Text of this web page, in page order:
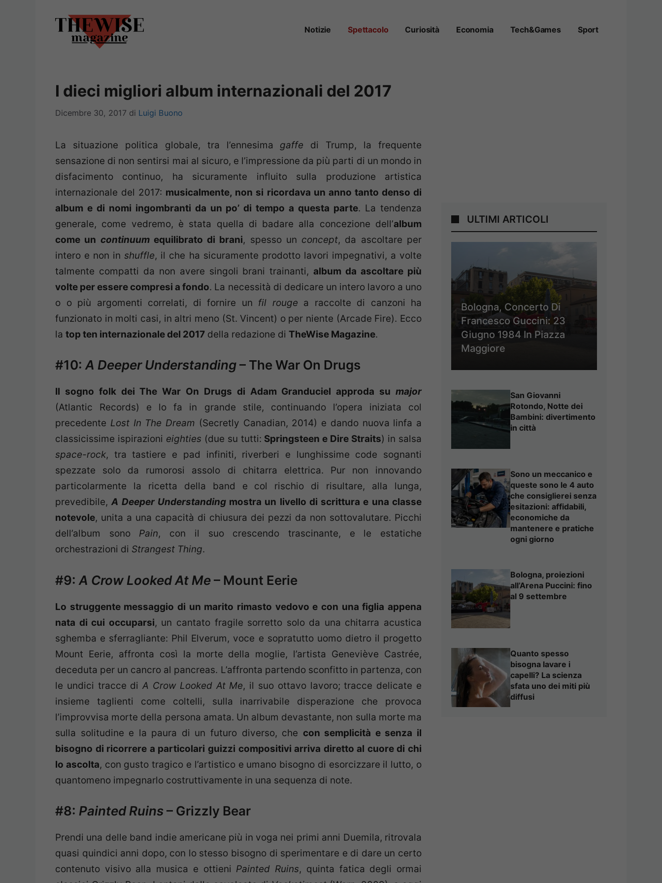
Notizie Spettacolo Curiosità Economia Tech&Games Sport
I dieci migliori album internazionali del 2017
Dicembre 30, 2017 di Luigi Buono
La situazione politica globale, tra l’ennesima gaffe di Trump, la frequente
sensazione di non sentirsi mai al sicuro, e l’impressione da più parti di un mondo in
disfacimento continuo, ha sicuramente influito sulla produzione artistica
internazionale del 2017: musicalmente, non si ricordava un anno tanto denso di
album e di nomi ingombranti da un po’ di tempo a questa parte. La tendenza
generale, come vedremo, è stata quella di badare alla concezione dell’album
come un continuumequilibrato di brani, spesso un concept, da ascoltare per
intero e non in shuffle, il che ha sicuramente prodotto lavori impegnativi, a volte
talmente compatti da non avere singoli brani trainanti,album da ascoltare più
volte per essere compresi a fondo. La necessità di dedicare un intero lavoro a uno
o o più argomenti correlati, di fornire un fil rouge a raccolte di canzoni ha
funzionato in molti casi, in altri meno (St. Vincent) o per niente (Arcade Fire). Ecco
la top ten internazionale del 2017 della redazione di TheWise Magazine.
#10:A Deeper Understanding– The War On Drugs
Il sogno folk dei The War On Drugs di Adam Granduciel approda su major
(Atlantic Records) e lo fa in grande stile, continuando l’opera iniziata col
precedente Lost In The Dream (Secretly Canadian, 2014) e dando nuova linfa a
classicissime ispirazioni eighties (due su tutti: Springsteen e Dire Straits) in salsa
space-rock, tra tastiere e pad infiniti, riverberi e lunghissime code sognanti
spezzate solo da rumorosi assolo di chitarra elettrica. Pur non innovando
particolarmente la ricetta della band e col rischio di risultare, alla lunga,
prevedibile,A Deeper Understandingmostra un livello di scrittura e una classe
notevole, unita a una capacità di chiusura dei pezzi da non sottovalutare. Picchi
dell’album sono Pain, con il suo crescendo trascinante, e le estatiche
orchestrazioni di Strangest Thing.
#9: A Crow Looked At Me– Mount Eerie
Lo struggente messaggio di un marito rimasto vedovo e con una figlia appena
nata di cui occuparsi, un cantato fragile sorretto solo da una chitarra acustica
sghemba e sferragliante: Phil Elverum, voce e sopratutto uomo dietro il progetto
Mount Eerie, affronta così la morte della moglie, l’artista Geneviève Castrée,
deceduta per un cancro al pancreas. L’affronta partendo sconfitto in partenza, con
le undici tracce diA Crow Looked At Me, il suo ottavo lavoro; tracce delicate e
insieme taglienti come coltelli, sulla inarrivabile disperazione che provoca
l’improvvisa morte della persona amata. Un album devastante, non sulla morte ma
sulla solitudine e la paura di un futuro diverso, che con semplicità e senza il
bisogno di ricorrere a particolari guizzi compositivi arriva diretto al cuore di chi
lo ascolta, con gusto tragico e l’artistico e umano bisogno di esorcizzare il lutto, o
quantomeno impegnarlo costruttivamente in una sequenza di note.
#8: Painted Ruins – Grizzly Bear
Prendi una delle band indie americane più in voga nei primi anni Duemila, ritrovala
quasi quindici anni dopo, con lo stesso bisogno di sperimentare e di dare un certo
contenuto visivo alla musica e ottieni Painted Ruins, quinta fatica degli ormai
ULTIMI ARTICOLI
Bologna, Concerto Di
Francesco Guccini: 23
Giugno 1984 In Piazza
Maggiore
San Giovanni
Rotondo, Notte dei
Bambini: divertimento
in città
Sono un meccanico e
queste sono le 4 auto
che consiglierei senza
esitazioni: affidabili,
economiche da
mantenere e pratiche
ogni giorno
Bologna, proiezioni
all’Arena Puccini: fino
al 9 settembre
Quanto spesso
bisogna lavare i
capelli? La scienza
sfata uno dei miti più
diffusi